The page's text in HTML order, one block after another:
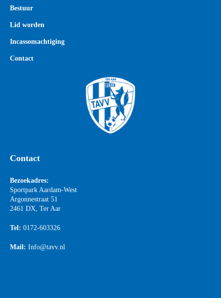
Bestuur
Lid worden
Incassomachtiging
Contact
Contact
Bezoekadres:
Sportpark Aardam-West
Argonnestraat 51
2461 DX, Ter Aar
Tel: 0172-603326
Mail: Info@tavv.nl